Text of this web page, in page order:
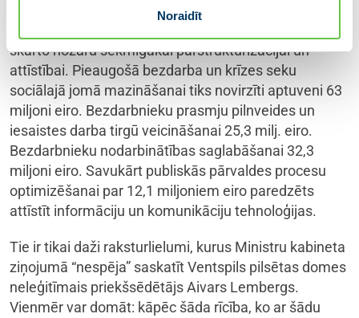
Noraidīt
miljonus eiro. 16,8 milj. atvēlēti nodarbināto
skarto nozaru sekmīgākai pārstrukturizācijai un
attīstībai. Pieaugošā bezdarba un krīzes seku
sociālajā jomā mazināšanai tiks novirzīti aptuveni 63
miljoni eiro. Bezdarbnieku prasmju pilnveides un
iesaistes darba tirgū veicināšanai 25,3 milj. eiro.
Bezdarbnieku nodarbinātības saglabāšanai 32,3
miljoni eiro. Savukārt publiskās pārvaldes procesu
optimizēšanai par 12,1 miljoniem eiro paredzēts
attīstīt informāciju un komunikāciju tehnoloģijas.
Tie ir tikai daži raksturlielumi, kurus Ministru kabineta
ziņojumā “nespēja” saskatīt Ventspils pilsētas domes
neleģitīmais priekšsēdētājs Aivars Lembergs.
Vienmēr var domāt: kāpēc šāda rīcība, ko ar šādu